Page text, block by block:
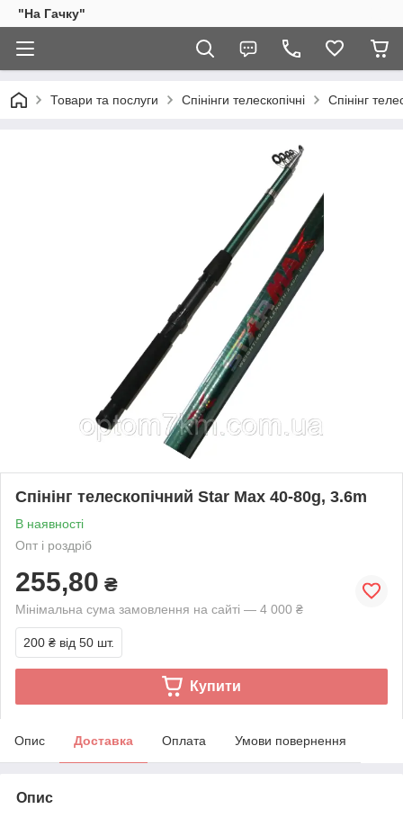
"На Гачку"
Товари та послуги Спінінги телескопічні Спінінг
Спінінг телескопічний Star Max 40-80g, 3.6m
В наявності
Опт і роздріб
255,80 ₴
Мінімальна сума замовлення на сайті — 4 000 ₴
200 ₴ від 50 шт.
Купити
Опис Доставка Оплата Умови повернення
Опис